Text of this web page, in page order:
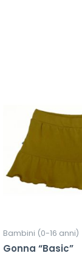
Bambini (0-16 anni)
Gonna “Basic”